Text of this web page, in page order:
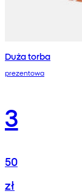
Duża torba
prezentowa
3
50
zł